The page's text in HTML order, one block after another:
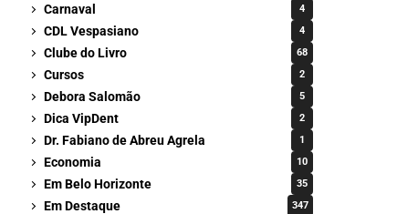
Carnaval 4
CDL Vespasiano 4
Clube do Livro 68
Cursos 2
Debora Salomão 5
Dica VipDent 2
Dr. Fabiano de Abreu Agrela 1
Economia 10
Em Belo Horizonte 35
Em Destaque 347